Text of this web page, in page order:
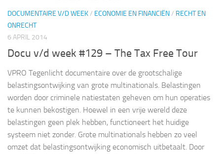
DOCUMENTAIRE V/D WEEK/ ECONOMIE EN FINANCIËN/ RECHT EN
ONRECHT
6 APRIL 2014
Docu v/d week #129 – The Tax Free Tour
VPRO Tegenlicht documentaire over de grootschalige
belastingsontwijking van grote multinationals. Belastingen
worden door criminele natiestaten geheven om hun operaties
te kunnen bekostigen. Hoewel in een vrije wereld deze
belastingen geen plek hebben, functioneert het huidige
systeem niet zonder. Grote multinationals hebben zo veel
omzet dat belastingsontwijking economisch uitbetaalt. Door